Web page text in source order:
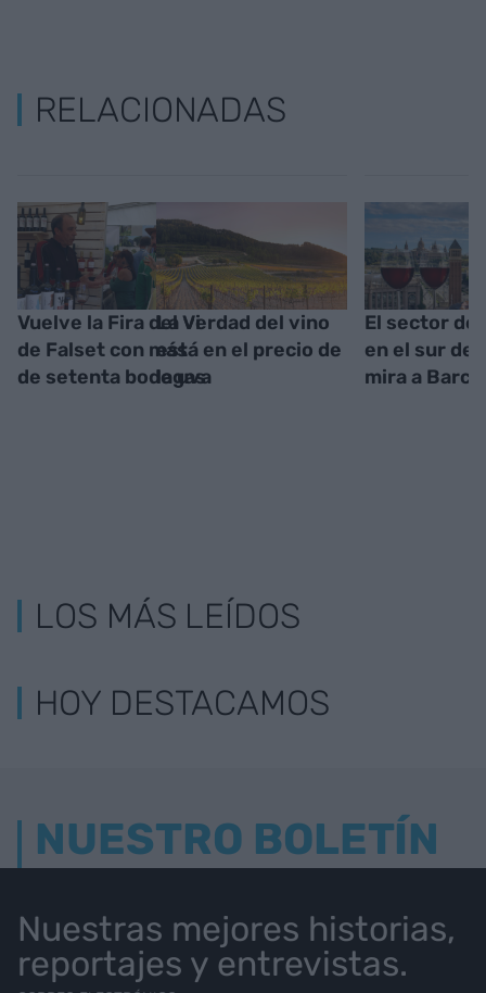
RELACIONADAS
Vuelve la Fira del Vi
de Falset con más
de setenta bodegas
La verdad del vino
está en el precio de
la uva
El sector
en el sur de
mira a
LOS MÁS LEÍDOS
HOY DESTACAMOS
NUESTRO BOLETÍN
Nuestras mejores historias,
reportajes y entrevistas.